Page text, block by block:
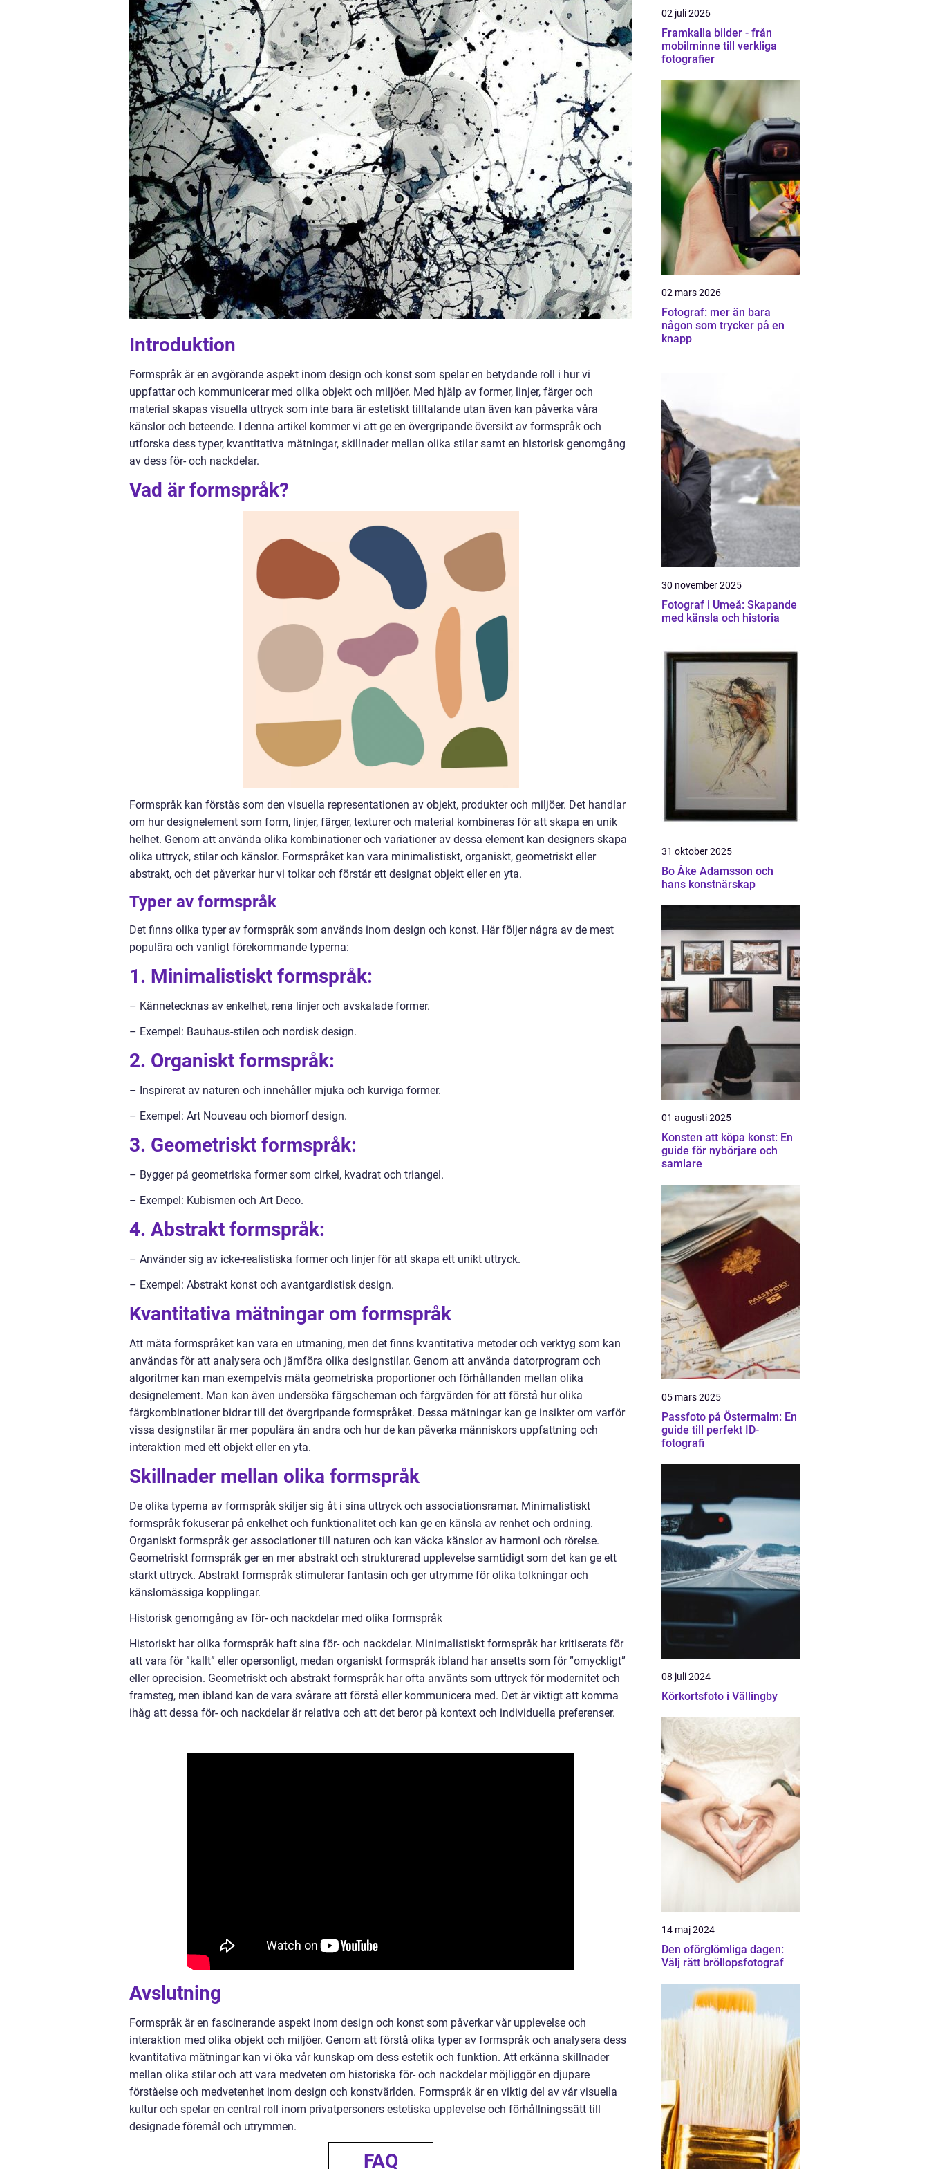
Introduktion
Formspråk är en avgörande aspekt inom design och konst som spelar en betydande roll i hur vi
uppfattar och kommunicerar med olika objekt och miljöer. Med hjälp av former, linjer, färger och
material skapas visuella uttryck som inte bara är estetiskt tilltalande utan även kan påverka våra
känslor och beteende. I denna artikel kommer vi att ge en övergripande översikt av formspråk och
utforska dess typer, kvantitativa mätningar, skillnader mellan olika stilar samt en historisk genomgång
av dess för- och nackdelar.
Vad är formspråk?
Formspråk kan förstås som den visuella representationen av objekt, produkter och miljöer. Det handlar
om hur designelement som form, linjer, färger, texturer och material kombineras för att skapa en unik
helhet. Genom att använda olika kombinationer och variationer av dessa element kan designers skapa
olika uttryck, stilar och känslor. Formspråket kan vara minimalistiskt, organiskt, geometriskt eller
abstrakt, och det påverkar hur vi tolkar och förstår ett designat objekt eller en yta.
Typer av formspråk
Det finns olika typer av formspråk som används inom design och konst. Här följer några av de mest
populära och vanligt förekommande typerna:
1. Minimalistiskt formspråk:
– Kännetecknas av enkelhet, rena linjer och avskalade former.
– Exempel: Bauhaus-stilen och nordisk design.
2. Organiskt formspråk:
– Inspirerat av naturen och innehåller mjuka och kurviga former.
– Exempel: Art Nouveau och biomorf design.
3. Geometriskt formspråk:
– Bygger på geometriska former som cirkel, kvadrat och triangel.
– Exempel: Kubismen och Art Deco.
4. Abstrakt formspråk:
– Använder sig av icke-realistiska former och linjer för att skapa ett unikt uttryck.
– Exempel: Abstrakt konst och avantgardistisk design.
Kvantitativa mätningar om formspråk
Att mäta formspråket kan vara en utmaning, men det finns kvantitativa metoder och verktyg som kan
användas för att analysera och jämföra olika designstilar. Genom att använda datorprogram och
algoritmer kan man exempelvis mäta geometriska proportioner och förhållanden mellan olika
designelement. Man kan även undersöka färgscheman och färgvärden för att förstå hur olika
färgkombinationer bidrar till det övergripande formspråket. Dessa mätningar kan ge insikter om varför
vissa designstilar är mer populära än andra och hur de kan påverka människors uppfattning och
interaktion med ett objekt eller en yta.
Skillnader mellan olika formspråk
De olika typerna av formspråk skiljer sig åt i sina uttryck och associationsramar. Minimalistiskt
formspråk fokuserar på enkelhet och funktionalitet och kan ge en känsla av renhet och ordning.
Organiskt formspråk ger associationer till naturen och kan väcka känslor av harmoni och rörelse.
Geometriskt formspråk ger en mer abstrakt och strukturerad upplevelse samtidigt som det kan ge ett
starkt uttryck. Abstrakt formspråk stimulerar fantasin och ger utrymme för olika tolkningar och
känslomässiga kopplingar.
Historisk genomgång av för- och nackdelar med olika formspråk
Historiskt har olika formspråk haft sina för- och nackdelar. Minimalistiskt formspråk har kritiserats för
att vara för ”kallt” eller opersonligt, medan organiskt formspråk ibland har ansetts som för ”omyckligt”
eller oprecision. Geometriskt och abstrakt formspråk har ofta använts som uttryck för modernitet och
framsteg, men ibland kan de vara svårare att förstå eller kommunicera med. Det är viktigt att komma
ihåg att dessa för- och nackdelar är relativa och att det beror på kontext och individuella preferenser.
Avslutning
Formspråk är en fascinerande aspekt inom design och konst som påverkar vår upplevelse och
interaktion med olika objekt och miljöer. Genom att förstå olika typer av formspråk och analysera dess
kvantitativa mätningar kan vi öka vår kunskap om dess estetik och funktion. Att erkänna skillnader
mellan olika stilar och att vara medveten om historiska för- och nackdelar möjliggör en djupare
förståelse och medvetenhet inom design och konstvärlden. Formspråk är en viktig del av vår visuella
kultur och spelar en central roll inom privatpersoners estetiska upplevelse och förhållningssätt till
designade föremål och utrymmen.
FAQ
02 juli 2026
Framkalla bilder - från
mobilminne till verkliga
fotografier
02 mars 2026
Fotograf: mer än bara
någon som trycker på en
knapp
30 november 2025
Fotograf i Umeå: Skapande
med känsla och historia
31 oktober 2025
Bo Åke Adamsson och
hans konstnärskap
01 augusti 2025
Konsten att köpa konst: En
guide för nybörjare och
samlare
05 mars 2025
Passfoto på Östermalm: En
guide till perfekt ID-
fotografi
08 juli 2024
Körkortsfoto i Vällingby
14 maj 2024
Den oförglömliga dagen:
Välj rätt bröllopsfotograf